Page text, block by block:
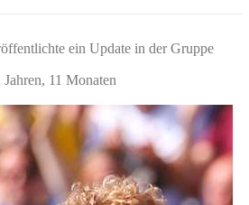
ein Update in der Gruppe
11 Monaten